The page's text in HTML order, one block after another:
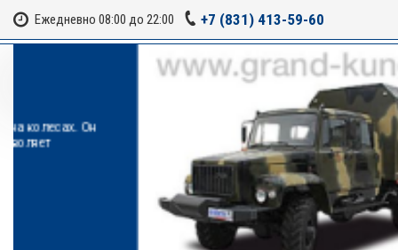
Ежедневно 08:00 до 22:00 +7 (831) 413-59-60
и